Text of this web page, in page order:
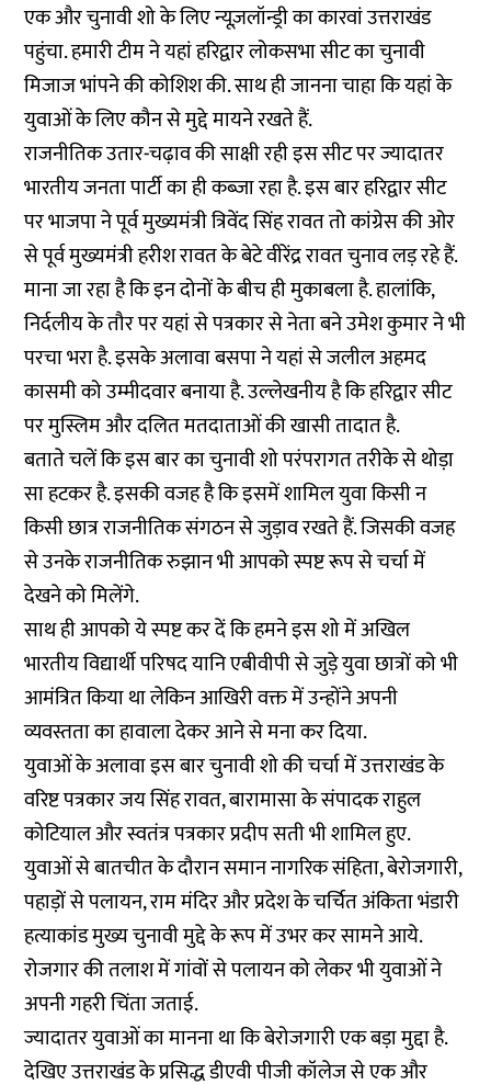
एक और चुनावी शो के लिए न्यूज़लॉन्ड्री का कारवां उत्तराखंड
पहुंचा. हमारी टीम ने यहां हरिद्वार लोकसभा सीट का चुनावी
मिजाज भांपने की कोशिश की. साथ ही जानना चाहा कि यहां के
युवाओं के लिए कौन से मुद्दे मायने रखते हैं.
राजनीतिक उतार-चढ़ाव की साक्षी रही इस सीट पर ज्यादातर
भारतीय जनता पार्टी का ही कब्जा रहा है. इस बार हरिद्वार सीट
पर भाजपा ने पूर्व मुख्यमंत्री त्रिवेंद सिंह रावत तो कांग्रेस की ओर
से पूर्व मुख्यमंत्री हरीश रावत के बेटे वीरेंद्र रावत चुनाव लड़ रहे हैं.
माना जा रहा है कि इन दोनों के बीच ही मुकाबला है. हालांकि,
निर्दलीय के तौर पर यहां से पत्रकार से नेता बने उमेश कुमार ने भी
परचा भरा है. इसके अलावा बसपा ने यहां से जलील अहमद
कासमी को उम्मीदवार बनाया है. उल्लेखनीय है कि हरिद्वार सीट
पर मुस्लिम और दलित मतदाताओं की खासी तादात है.
बताते चलें कि इस बार का चुनावी शो परंपरागत तरीके से थोड़ा
सा हटकर है. इसकी वजह है कि इसमें शामिल युवा किसी न
किसी छात्र राजनीतिक संगठन से जुड़ाव रखते हैं. जिसकी वजह
से उनके राजनीतिक रुझान भी आपको स्पष्ट रूप से चर्चा में
देखने को मिलेंगे.
साथ ही आपको ये स्पष्ट कर दें कि हमने इस शो में अखिल
भारतीय विद्यार्थी परिषद यानि एबीवीपी से जुड़े युवा छात्रों को भी
आमंत्रित किया था लेकिन आखिरी वक्त में उन्होंने अपनी
व्यवस्तता का हावाला देकर आने से मना कर दिया.
युवाओं के अलावा इस बार चुनावी शो की चर्चा में उत्तराखंड के
वरिष्ट पत्रकार जय सिंह रावत, बारामासा के संपादक राहुल
कोटियाल और स्वतंत्र पत्रकार प्रदीप सती भी शामिल हुए.
युवाओं से बातचीत के दौरान समान नागरिक संहिता, बेरोजगारी,
पहाड़ों से पलायन, राम मंदिर और प्रदेश के चर्चित अंकिता भंडारी
हत्याकांड मुख्य चुनावी मुद्दे के रूप में उभर कर सामने आये.
रोजगार की तलाश में गांवों से पलायन को लेकर भी युवाओं ने
अपनी गहरी चिंता जताई.
ज्यादातर युवाओं का मानना था कि बेरोजगारी एक बड़ा मुद्दा है.
देखिए उत्तराखंड के प्रसिद्ध डीएवी पीजी कॉलेज से एक और